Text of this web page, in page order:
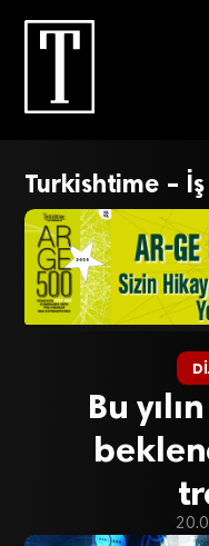
Turkishtime –
Bu